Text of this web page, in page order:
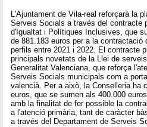
L'Ajuntament de Vila-real reforçarà la
Serveis Socials a través del contracte
d'Igualtat i Polítiques Inclusives, que
de 881.183 euros per a la contractació
perfils entre 2021 i 2022. El contracte
principals novetats de la Llei de
Generalitat Valenciana, que reforça
Serveis Socials municipals com a
valencià. Per a això, la Conselleria ha
euros, que se sumen als 400.000
amb la finalitat de fer possible la
a l'atenció primària, tant de caràcter
a través del Departament de Serveis